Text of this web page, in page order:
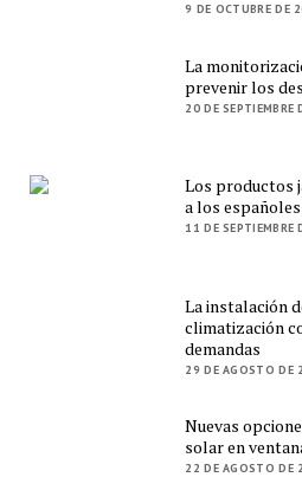
9 DE OCTUBRE DE
La
prevenir los
20 DE SEPTIEMBRE
Los productos
a los españoles
11 DE SEPTIEMBRE
La instalación
climatización
demandas
29 DE AGOSTO DE
Nuevas
solar en
22 DE AGOSTO DE